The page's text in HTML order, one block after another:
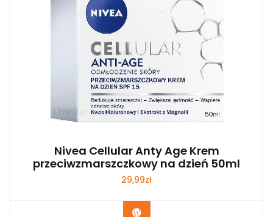
Nivea Cellular Anty Age Krem
przeciwzmarszczkowy na dzień 50ml
29,99zł
Zobacz